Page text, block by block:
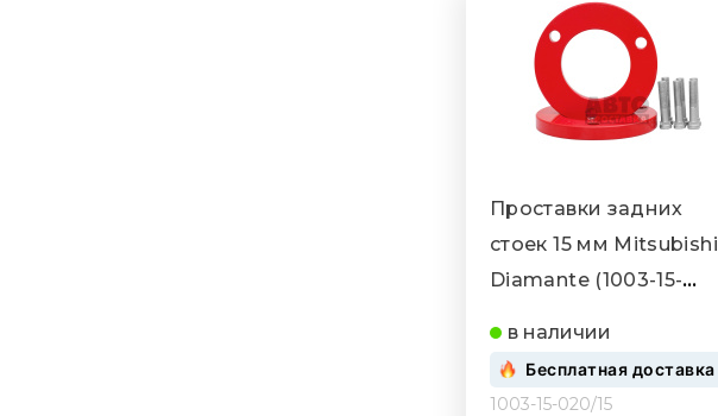
Проставки задних
стоек 15 мм Mitsubishi
Diamante (1003-15-
в наличии
Бесплатная доставка
1003-15-020/15